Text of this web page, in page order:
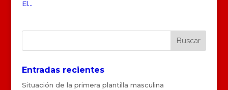
El...
Entradas recientes
Situación de la primera plantilla masculina